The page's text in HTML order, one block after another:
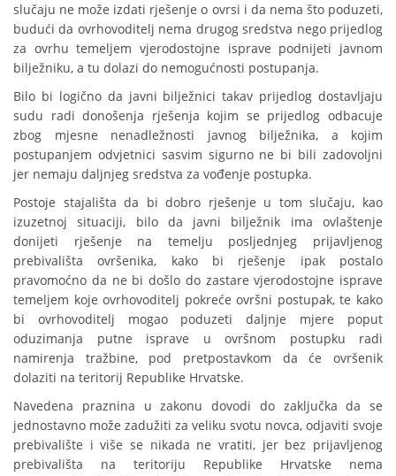
slučaju ne može izdati rješenje o ovrsi i da nema što poduzeti,
budući da ovrhovoditelj nema drugog sredstva nego prijedlog
za ovrhu temeljem vjerodostojne isprave podnijeti javnom
bilježniku, a tu dolazi do nemogućnosti postupanja.
Bilo bi logično da javni bilježnici takav prijedlog dostavljaju
sudu radi donošenja rješenja kojim se prijedlog odbacuje
zbog mjesne nenadležnosti javnog bilježnika, a kojim
postupanjem odvjetnici sasvim sigurno ne bi bili zadovoljni
jer nemaju daljnjeg sredstva za vođenje postupka.
Postoje stajališta da bi dobro rješenje u tom slučaju, kao
izuzetnoj situaciji, bilo da javni bilježnik ima ovlaštenje
donijeti rješenje na temelju posljednjeg prijavljenog
prebivališta ovršenika, kako bi rješenje ipak postalo
pravomoćno da ne bi došlo do zastare vjerodostojne isprave
temeljem koje ovrhovoditelj pokreće ovršni postupak, te kako
bi ovrhovoditelj mogao poduzeti daljnje mjere poput
oduzimanja putne isprave u ovršnom postupku radi
namirenja tražbine, pod pretpostavkom da će ovršenik
dolaziti na teritorij Republike Hrvatske.
Navedena praznina u zakonu dovodi do zaključka da se
jednostavno može zadužiti za veliku svotu novca, odjaviti svoje
prebivalište i više se nikada ne vratiti, jer bez prijavljenog
prebivališta na teritoriju Republike Hrvatske nema